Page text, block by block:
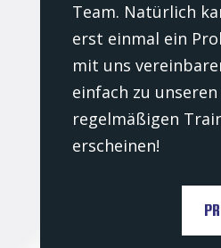
Team. Natürlich
erst einmal ein
mit uns
einfach zu unseren
regelmäßigen
erscheinen!